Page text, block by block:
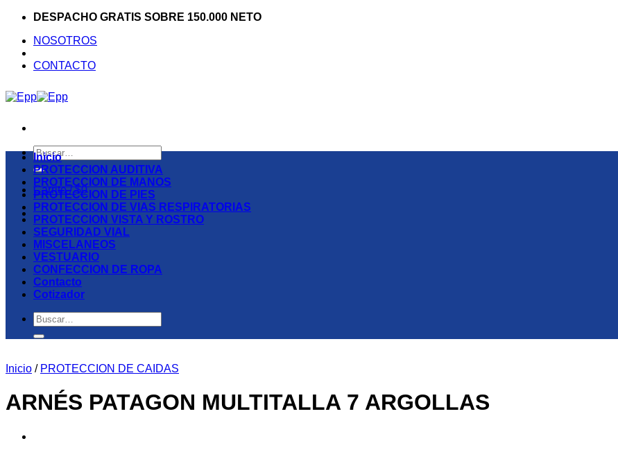
Saltar
contenido
DESPACHO GRATIS SOBRE 150.000 NETO
NOSOTROS
CONTACTO
Buscar
por:
Carrito /$0
Inicio
PROTECCION AUDITIVA
PROTECCION DE MANOS
PROTECCION DE PIES
PROTECCION DE VIAS RESPIRATORIAS
PROTECCION VISTA Y ROSTRO
SEGURIDAD VIAL
MISCELANEOS
VESTUARIO
CONFECCION DE ROPA
Contacto
Cotizador
Buscar
por:
Inicio / PROTECCION DE CAIDAS
ARNÉS PATAGON MULTITALLA 7 ARGOLLAS